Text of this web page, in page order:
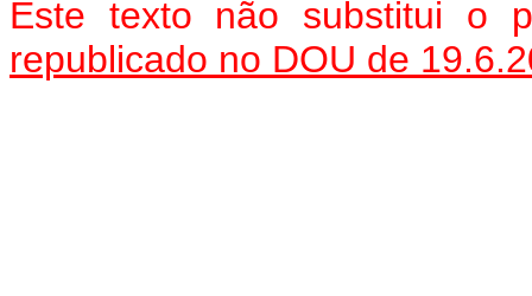
Este texto não substitui o
republicado no DOU de